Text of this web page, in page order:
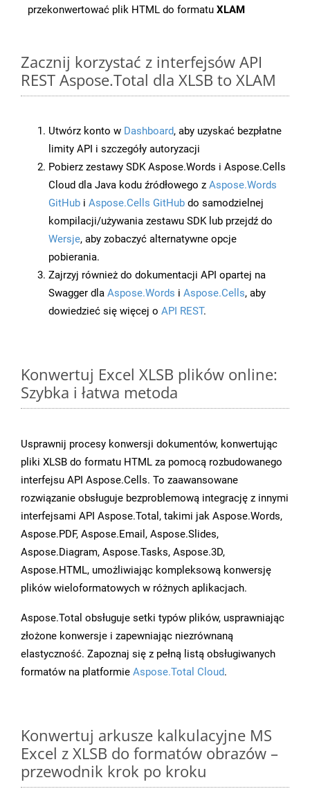
przekonwertować plik HTML do formatu XLAM
Zacznij korzystać z interfejsów API
REST Aspose.Total dla XLSB to XLAM
Utwórz konto w Dashboard, aby uzyskać bezpłatne
limity API i szczegóły autoryzacji
Pobierz zestawy SDK Aspose.Words i Aspose.Cells
Cloud dla Java kodu źródłowego z Aspose.Words
GitHub i Aspose.Cells GitHub do samodzielnej
kompilacji/używania zestawu SDK lub przejdź do
Wersje, aby zobaczyć alternatywne opcje
pobierania.
Zajrzyj również do dokumentacji API opartej na
Swagger dla Aspose.Words i Aspose.Cells, aby
dowiedzieć się więcej o API REST.
Konwertuj Excel XLSB plików online:
Szybka i łatwa metoda
Usprawnij procesy konwersji dokumentów, konwertując
pliki XLSB do formatu HTML za pomocą rozbudowanego
interfejsu API Aspose.Cells. To zaawansowane
rozwiązanie obsługuje bezproblemową integrację z innymi
interfejsami API Aspose.Total, takimi jak Aspose.Words,
Aspose.PDF, Aspose.Email, Aspose.Slides,
Aspose.Diagram, Aspose.Tasks, Aspose.3D,
Aspose.HTML, umożliwiając kompleksową konwersję
plików wieloformatowych w różnych aplikacjach.
Aspose.Total obsługuje setki typów plików, usprawniając
złożone konwersje i zapewniając niezrównaną
elastyczność. Zapoznaj się z pełną listą obsługiwanych
formatów na platformie Aspose.Total Cloud.
Konwertuj arkusze kalkulacyjne MS
Excel z XLSB do formatów obrazów –
przewodnik krok po kroku